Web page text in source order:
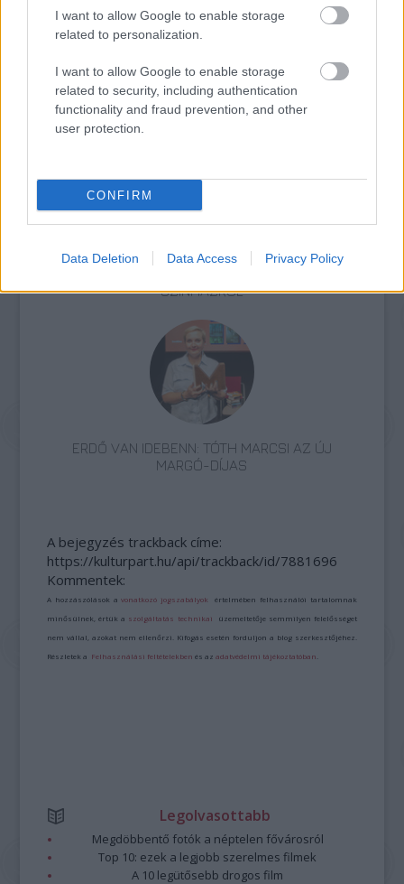
I want to allow Google to enable storage
related to personalization.
I want to allow Google to enable storage
related to security, including authentication
functionality and fraud prevention, and other
user protection.
CONFIRM
Data Deletion Data Access Privacy Policy
AZ EMBERSÉG ÜNNEPE
SZÍNHÁZRÓL
ERDŐ VAN IDEBENN: TÓTH MARCSI AZ ÚJ
MARGÓ-DÍJAS
A bejegyzés trackback címe:
https://kulturpart.hu/api/trackback/id/7881696
Kommentek:
A hozzászólások avonatkozó jogszabályok értelmében felhasználói tartalomnak
minősülnek, értük a szolgáltatás technikai üzemeltetője semmilyen felelősséget
nem vállal, azokat nem ellenőrzi. Kifogás esetén forduljon a blog szerkesztőjéhez.
Részletek a Felhasználási feltételekben és azadatvédelmi tájékoztatóban
Legolvasottabb
Megdöbbentő fotók a néptelen fővárosról
Top 10: ezek a legjobb szerelmes filmek
A 10 legütősebb drogos film